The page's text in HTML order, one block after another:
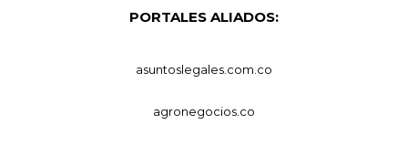
PORTALES ALIADOS:
asuntoslegales.com.co
agronegocios.co